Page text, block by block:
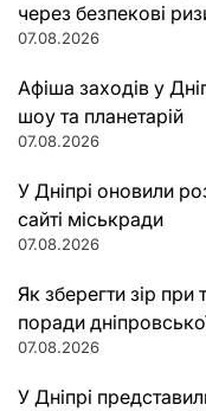
через безпекові
07.08.2026
Афіша заходів у
шоу та планетарій
07.08.2026
У Дніпрі оновили
сайті міськради
07.08.2026
Як зберегти зір при
поради
07.08.2026
У Дніпрі